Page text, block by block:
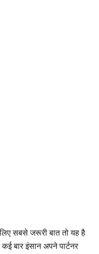
सबसे जरूरी बात तो यह है
बार इंसान अपने पार्टनर